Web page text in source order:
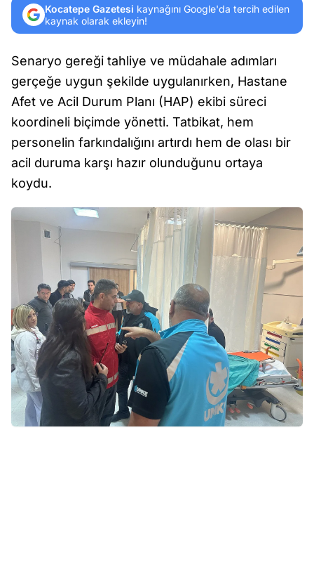
Kocatepe Gazetesi kaynağını Google'da tercih edilen
kaynak olarak ekleyin!
Senaryo gereği tahliye ve müdahale adımları
gerçeğe uygun şekilde uygulanırken, Hastane
Afet ve Acil Durum Planı (HAP) ekibi süreci
koordineli biçimde yönetti. Tatbikat, hem
personelin farkındalığını artırdı hem de olası bir
acil duruma karşı hazır olunduğunu ortaya
koydu.